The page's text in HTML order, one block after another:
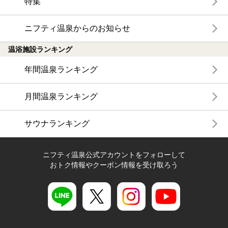
ニフティ温泉からのお知らせ
温浴施設ランキング
年間温泉ランキング
月間温泉ランキング
サウナランキング
ニフティ温泉公式アカウントをフォローして
おトク情報やクーポン情報を受け取ろう